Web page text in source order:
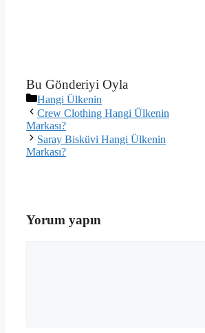
Bu Gönderiyi Oyla
Kategoriler
Hangi Ülkenin
Crew Clothing Hangi Ülkenin
Markası?
Saray Bisküvi Hangi Ülkenin
Markası?
Yorum yapın